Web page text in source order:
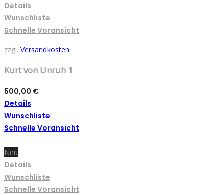
Details
Wunschliste
Schnelle Voransicht
zzgl. Versandkosten
Kurt von Unruh 1
500,00 €
Details
Wunschliste
Schnelle Voransicht
Neu
Details
Wunschliste
Schnelle Voransicht